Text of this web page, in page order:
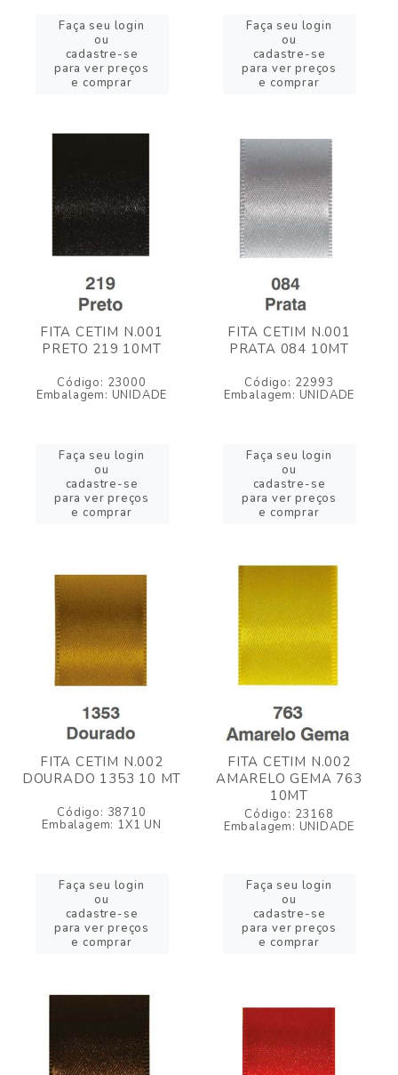
Faça seu login
ou
cadastre-se
para ver preços
e comprar
Faça seu login
ou
cadastre-se
para ver preços
e comprar
FITA CETIM N.001
PRETO 219 10MT
Código: 23000
Embalagem: UNIDADE
Faça seu login
ou
cadastre-se
para ver preços
e comprar
FITA CETIM N.001
PRATA 084 10MT
Código: 22993
Embalagem: UNIDADE
Faça seu login
ou
cadastre-se
para ver preços
e comprar
FITA CETIM N.002
DOURADO 1353 10 MT
Código: 38710
Embalagem: 1X1 UN
Faça seu login
ou
cadastre-se
para ver preços
e comprar
FITA CETIM N.002
AMARELO GEMA 763
10MT
Código: 23168
Embalagem: UNIDADE
Faça seu login
ou
cadastre-se
para ver preços
e comprar